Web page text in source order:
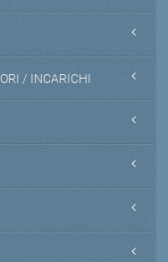
/ INCARICHI